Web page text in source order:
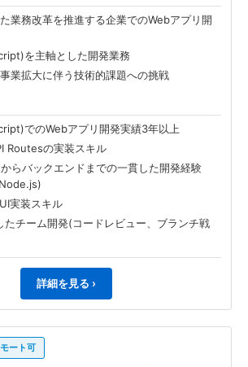
業務改革を推進する企業でのWebアプリ開
を主軸とした開発業務
業拡大に伴う技術的課題への挑戦
でのWebアプリ開発実績3年以上
Routesの実装スキル
らバックエンドまでの一貫した開発経験
実装スキル
チーム開発(コードレビュー、ブランチ戦
詳細を見る ›
ート可